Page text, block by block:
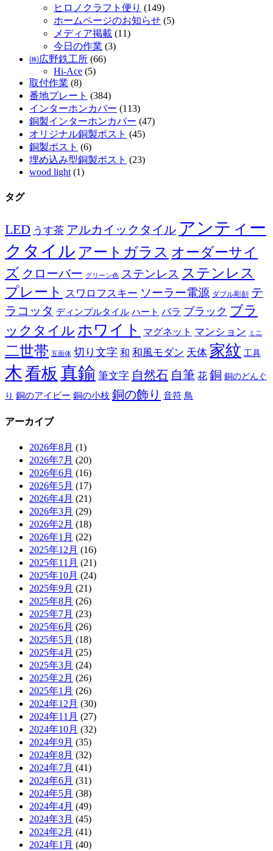
ヒロノクラフト便り (149)
ホームページのお知らせ (5)
メディア掲載 (11)
今日の作業 (3)
㈱広野鉄工所 (66)
Hi-Ace (5)
取付作業 (8)
番地プレート (384)
インターホンカバー (113)
銅製インターホンカバー (47)
オリジナル銅製ポスト (45)
銅製ポスト (6)
埋め込み型銅製ポスト (23)
wood light (1)
タグ
LED うす茶 アルカイックタイル アンティー
クタイル アートガラス オーダーサイ
ズ クローバー グリーン色 ステンレス ステンレス
プレート スワロフスキー ソーラー電源 ダブル彫刻 テ
ラコッタ ディンプルタイル ハート バラ ブラック ブラ
ックタイル ホワイト マグネット マンション ミニ
二世帯 五面体 切り文字 和 和風モダン 天体 家紋 工具
木看板 真鍮 筆文字 自然石 自筆 花 銅 銅のどんぐ
り 銅のアイビー 銅の小枝 銅の飾り 音符 鳥
アーカイブ
2026年8月 (1)
2026年7月 (20)
2026年6月 (16)
2026年5月 (17)
2026年4月 (21)
2026年3月 (29)
2026年2月 (18)
2026年1月 (22)
2025年12月 (16)
2025年11月 (21)
2025年10月 (24)
2025年9月 (21)
2025年8月 (26)
2025年7月 (23)
2025年6月 (26)
2025年5月 (18)
2025年4月 (25)
2025年3月 (24)
2025年2月 (26)
2025年1月 (26)
2024年12月 (30)
2024年11月 (27)
2024年10月 (32)
2024年9月 (35)
2024年8月 (32)
2024年7月 (41)
2024年6月 (31)
2024年5月 (38)
2024年4月 (49)
2024年3月 (45)
2024年2月 (41)
2024年1月 (40)